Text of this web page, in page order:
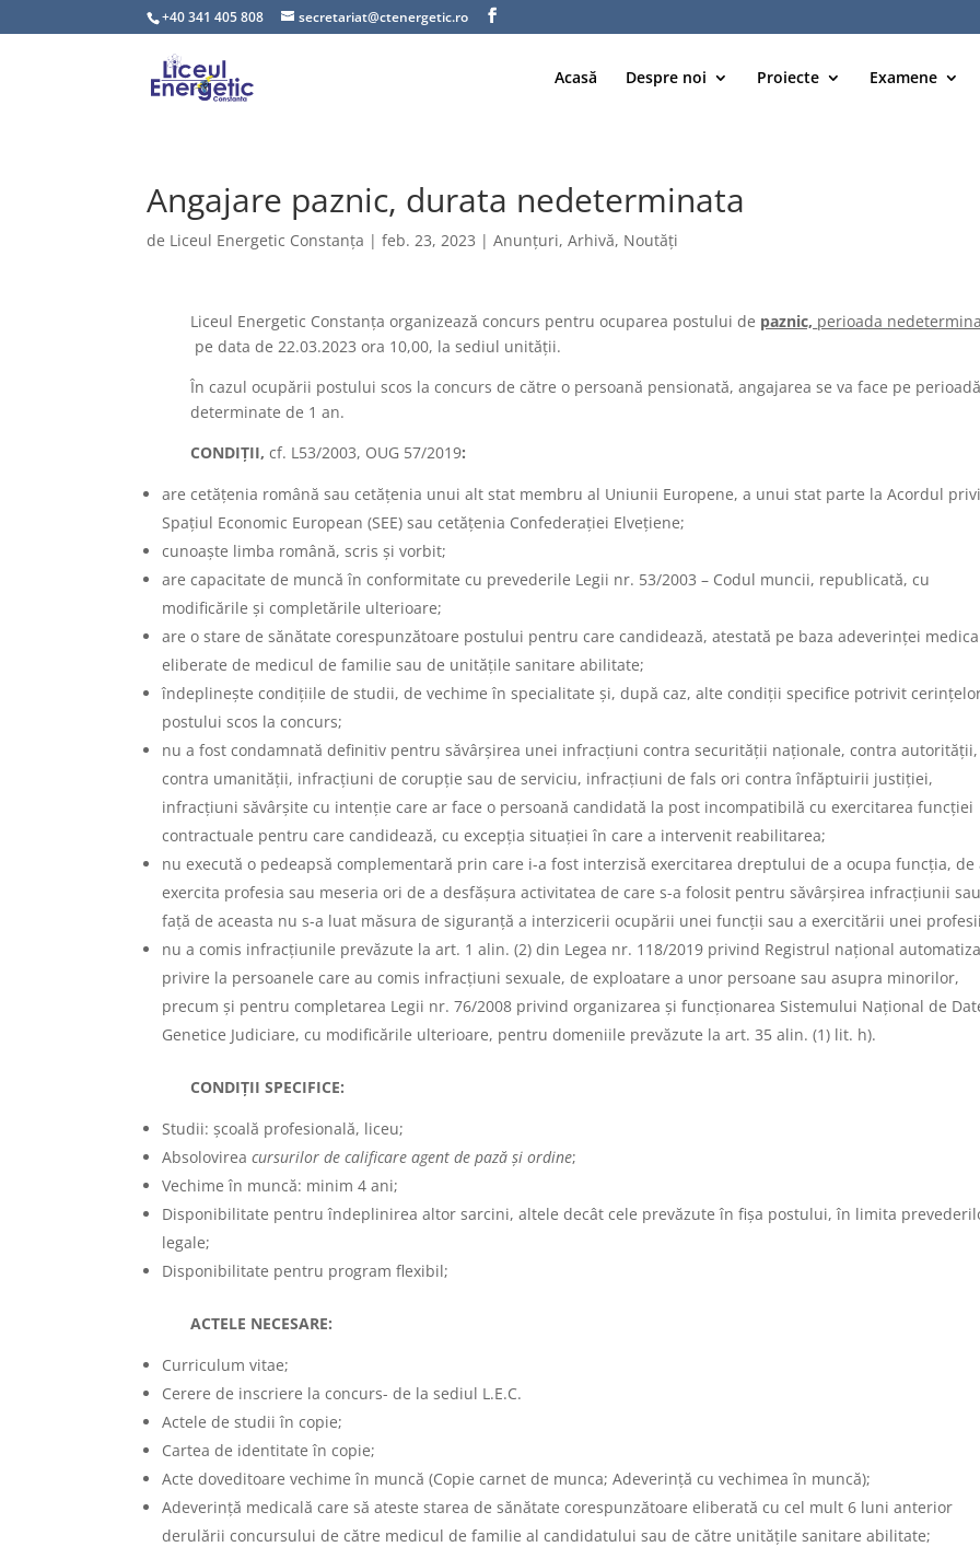
+40 341 405 808 secretariat@ctenergetic.ro
Acasă Despre noi Proiecte Examene
Angajare paznic, durata nedeterminata
de Liceul Energetic Constanța |feb. 23, 2023 |Anunțuri,Arhivă, Noutăți
Liceul Energetic Constanța organizează concurs pentru ocuparea postului de paznic, perioada
pe data de 22.03.2023 ora 10,00, la sediul unităţii.
În cazul ocupării postului scos la concurs de către o persoană pensionată, angajarea se va face pe
determinate de 1 an.
CONDIŢII,cf. L53/2003, OUG 57/2019:
are cetățenia română sau cetățenia unui alt stat membru al Uniunii Europene, a unui stat parte la Acordul
Spațiul Economic European (SEE) sau cetățenia Confederației Elvețiene;
cunoaște limba română, scris și vorbit;
are capacitate de muncă în conformitate cu prevederile Legii nr. 53/2003 – Codul muncii, republicată, cu
modificările și completările ulterioare;
are o stare de sănătate corespunzătoare postului pentru care candidează, atestată pe baza adeverinței
eliberate de medicul de familie sau de unitățile sanitare abilitate;
îndeplinește condițiile de studii, de vechime în specialitate și, după caz, alte condiții specifice potrivit
postului scos la concurs;
nu a fost condamnată definitiv pentru săvârșirea unei infracțiuni contra securității naționale, contra autorității,
contra umanității, infracțiuni de corupție sau de serviciu, infracțiuni de fals ori contra înfăptuirii justiției,
infracțiuni săvârșite cu intenție care ar face o persoană candidată la post incompatibilă cu exercitarea funcției
contractuale pentru care candidează, cu excepția situației în care a intervenit reabilitarea;
nu execută o pedeapsă complementară prin care i-a fost interzisă exercitarea dreptului de a ocupa funcția, de
exercita profesia sau meseria ori de a desfășura activitatea de care s-a folosit pentru săvârșirea infracțiunii
față de aceasta nu s-a luat măsura de siguranță a interzicerii ocupării unei funcții sau a exercitării unei
nu a comis infracțiunile prevăzute la art. 1 alin. (2) din Legea nr. 118/2019 privind Registrul național
privire la persoanele care au comis infracțiuni sexuale, de exploatare a unor persoane sau asupra minorilor,
precum și pentru completarea Legii nr. 76/2008 privind organizarea și funcționarea Sistemului Național de
Genetice Judiciare, cu modificările ulterioare, pentru domeniile prevăzute la art. 35 alin. (1) lit. h).
CONDIŢII SPECIFICE:
Studii: şcoală profesională, liceu;
Absolovireacursurilor de calificare agent de pazăşi ordine;
Vechime în muncă: minim 4 ani;
Disponibilitate pentru îndeplinirea altor sarcini, altele decât cele prevăzute în fişa postului, în limita
legale;
Disponibilitate pentru program flexibil;
ACTELE NECESARE:
Curriculum vitae;
Cerere de inscriere la concurs- de la sediul L.E.C.
Actele de studii în copie;
Cartea de identitate în copie;
Acte doveditoare vechime în muncă (Copie carnet de munca; Adeverinţă cu vechimea în muncă);
Adeverinţă medicală care să ateste starea de sănătate corespunzătoare eliberată cu cel mult 6 luni anterior
derulării concursului de către medicul de familie al candidatului sau de către unităţile sanitare abilitate;